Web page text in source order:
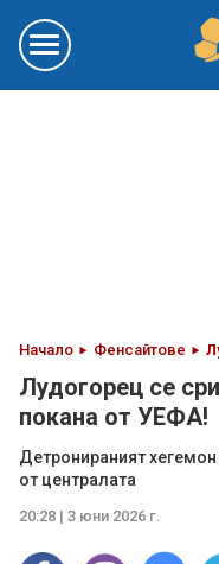
Начало Фенсайтове
Лудогорец се
покана от УЕФА!
Детронираният
от централата
20:28 | 3 юни 2026 г.